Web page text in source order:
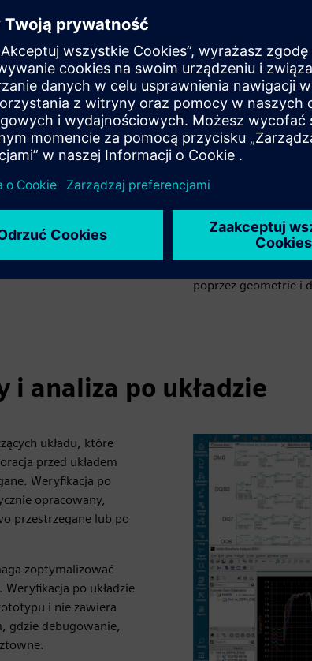
być przechwytywane
przedstawić, jak
Podczas analizy
ponieważ zostanie
której nie można
zintegrowany z
cechy układania i
zrealizować u
Analiza przed
proponowaną
Ważne jest, aby
ponieważ będą one
wstępnego
projektantom
poprzez geometrie i
i analiza po układzie
układu, które
przed układem
Weryfikacja po
opracowany,
przestrzegane lub po
zoptymalizować
po układzie
i nie zawiera
gdzie debugowanie,